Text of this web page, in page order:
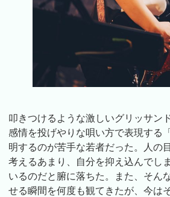
叩きつけるような激しいグリッサン
感情を投げやりな唄い方で表現する
明するのが苦手な若者だった。人の
考えるあまり、自分を抑え込んでし
いるのだと腑に落ちた。また、そん
せる瞬間を何度も観てきたが、今は